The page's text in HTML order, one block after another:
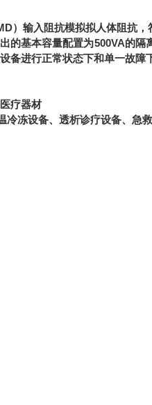
）输入阻抗模拟拟人体阻抗，
的基本容量配置为500VA的隔
备进行正常状态下和单一故障
疗器材
冷冻设备、透析诊疗设备、急